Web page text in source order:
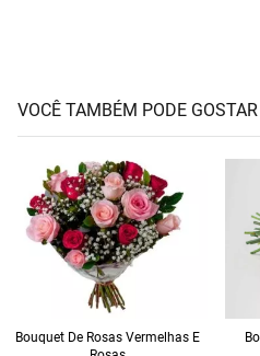
VOCÊ TAMBÉM PODE GOSTAR
Bouquet De Rosas Vermelhas E